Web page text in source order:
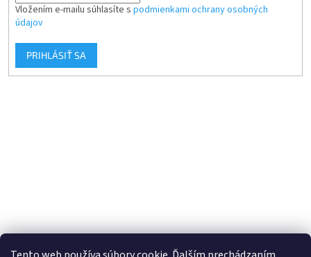
Vložením e-mailu súhlasíte s podmienkami ochrany osobných
údajov
PRIHLÁSIŤ SA